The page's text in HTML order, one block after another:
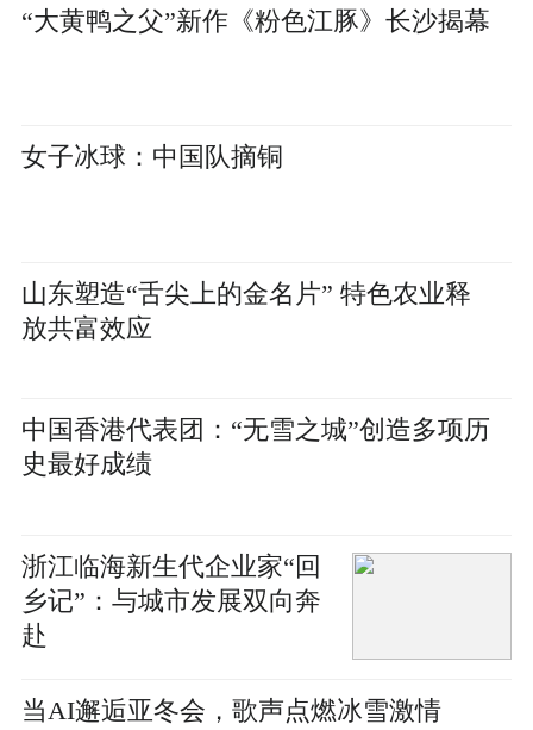
“大黄鸭之父”新作《粉色江豚》长沙揭幕
女子冰球：中国队摘铜
山东塑造“舌尖上的金名片” 特色农业释
放共富效应
中国香港代表团：“无雪之城”创造多项历
史最好成绩
浙江临海新生代企业家“回
乡记”：与城市发展双向奔
赴
当AI邂逅亚冬会，歌声点燃冰雪激情